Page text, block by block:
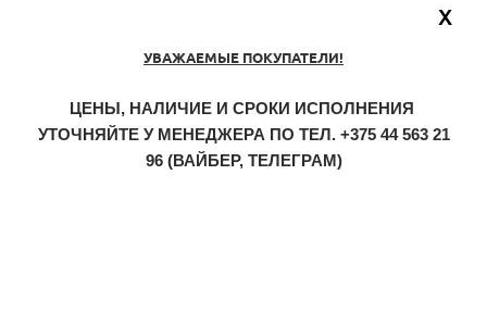
Количество страниц 272 страницы
X
УВАЖАЕМЫЕ ПОКУПАТЕЛИ!
ЦЕНЫ, НАЛИЧИЕ И СРОКИ ИСПОЛНЕНИЯ
УТОЧНЯЙТЕ У МЕНЕДЖЕРА ПО ТЕЛ. +375 44 563 21
96(ВАЙБЕР, ТЕЛЕГРАМ)